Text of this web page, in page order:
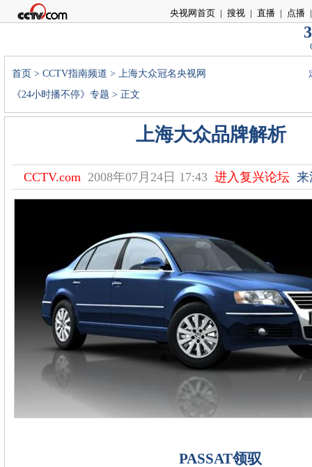
央视网首页 | 搜视 | 直播 | 点播 |
首页 > CCTV指南频道 > 上海大众冠名央视网
《24小时播不停》专题 > 正文
上海大众品牌解析
CCTV.com 2008年07月24日 17:43 进入复兴论坛来
PASSAT领驭